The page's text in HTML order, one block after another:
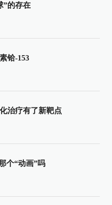
”的存在
铪-153
治疗有了新靶点
个“动画”吗